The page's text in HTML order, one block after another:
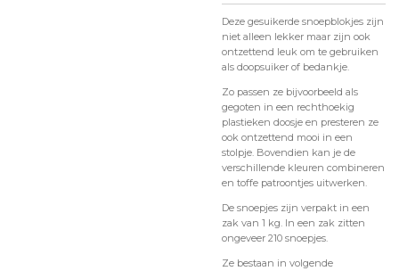
Deze gesuikerde snoepblokjes zijn
niet alleen lekker maar zijn ook
ontzettend leuk om te gebruiken
als doopsuiker of bedankje.
Zo passen ze bijvoorbeeld als
gegoten in een rechthoekig
plastieken doosje en presteren ze
ook ontzettend mooi in een
stolpje. Bovendien kan je de
verschillende kleuren combineren
en toffe patroontjes uitwerken.
De snoepjes zijn verpakt in een
zak van 1 kg. In een zak zitten
ongeveer 210 snoepjes.
Ze bestaan in volgende